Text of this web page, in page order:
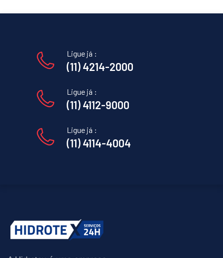
Ligue já :
(11) 4214-2000
Ligue já :
(11) 4112-9000
Ligue já :
(11) 4114-4004